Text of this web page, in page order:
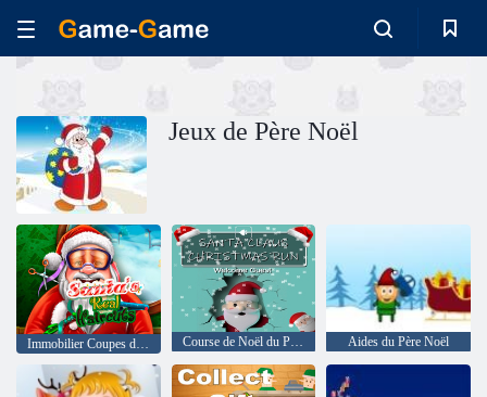
Jeux de Père Noël
Immobilier Coupes du Père Noël Course de Noël du Père Noël Aides du Père Noël